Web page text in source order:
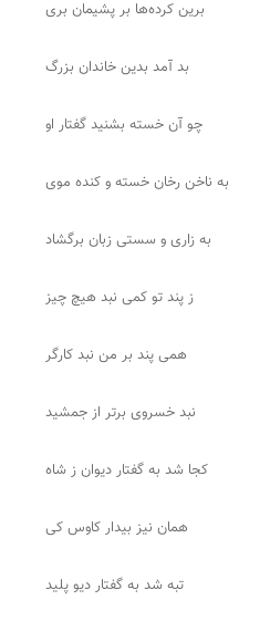
برین کرده‌ها بر پشیمان بری
بد آمد بدین خاندان بزرگ
چو آن خسته بشنید گفتار او
به ناخن رخان خسته و کنده موی
به زاری و سستی زبان برگشاد
ز پند تو کمی نبد هیچ چیز
همی پند بر من نبد کارگر
نبد خسروی برتر از جمشید
کجا شد به گفتار دیوان ز شاه
همان نیز بیدار کاوس کی
تبه شد به گفتار دیو پلید